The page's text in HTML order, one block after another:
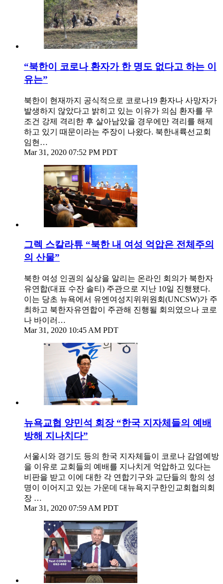
“북한이 코로나 환자가 한 명도 없다고 하는 이
유는”
북한이 현재까지 공식적으로 코로나19 환자나 사망자가
발생하지 않았다고 밝히고 있는 이유가 의심 환자를 무
조건 강제 격리한 후 살아남았을 경우에만 격리를 해제
하고 있기 때문이라는 주장이 나왔다. 북한내륙선교회
임현…
Mar 31, 2020 07:52 PM PDT
그렉 스칼라튜 “북한 내 여성 억압은 전체주의
의 산물”
북한 여성 인권의 실상을 알리는 온라인 회의가 북한자
유연합(대표 수잔 솔티) 주관으로 지난 10일 진행됐다.
이는 당초 뉴욕에서 유엔여성지위위원회(UNCSW)가 주
최하고 북한자유연합이 주관해 진행될 회의였으나 코로
나 바이러…
Mar 31, 2020 10:45 AM PDT
뉴욕교협 양민석 회장 “한국 지자체들의 예배
방해 지나치다”
서울시와 경기도 등의 한국 지자체들이 코로나 감염예방
을 이유로 교회들의 예배를 지나치게 억압하고 있다는
비판을 받고 이에 대한 각 연합기구와 교단들의 항의 성
명이 이어지고 있는 가운데 대뉴욕지구한인교회협의회
장 …
Mar 31, 2020 07:59 AM PDT